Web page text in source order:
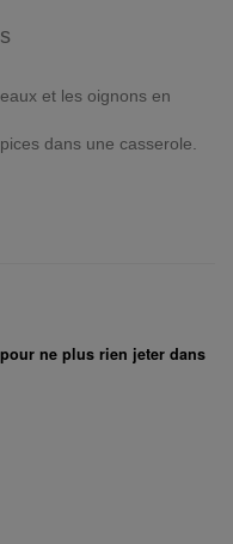
et les oignons en
dans une casserole.
ne plus rien jeter dans